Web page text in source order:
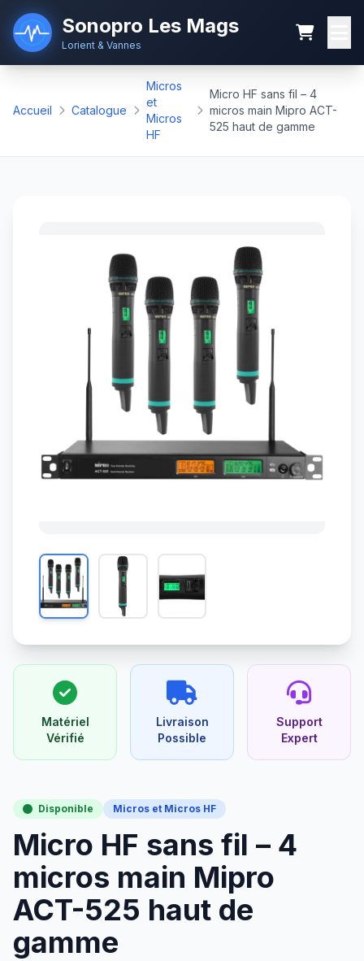
Sonopro Les Mags
Lorient & Vannes
Accueil Catalogue
Micros
et
Micros
HF
Micro HF sans fil – 4
micros main Mipro ACT-
525 haut de gamme
Matériel
Vérifié
Livraison
Possible
Support
Expert
Disponible Micros et Micros HF
Micro HF sans fil – 4
micros main Mipro
ACT-525 haut de
gamme